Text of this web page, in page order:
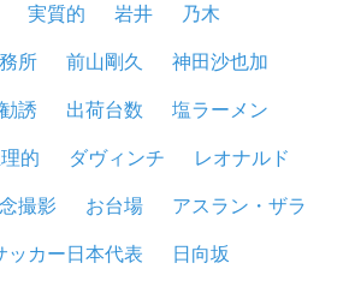
実質的 岩井
乃木
所 前山剛久
神田沙也加
誘 出荷台数
塩ラーメン
的 ダヴィンチ
レオナルド
撮影 お台場
アスラン・ザラ
ッカー日本代表
日向坂